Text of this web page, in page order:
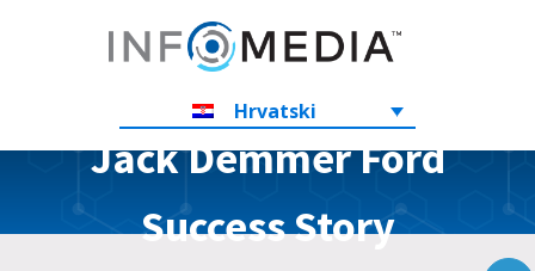
Hrvatski
Jack Demmer Ford
Success Story